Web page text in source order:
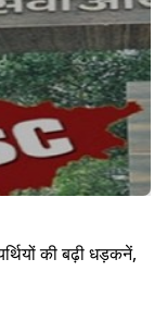
की बढ़ी धड़कनें,